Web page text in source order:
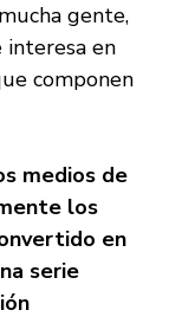
gente,
interesa en
componen
medios de
los
en
serie